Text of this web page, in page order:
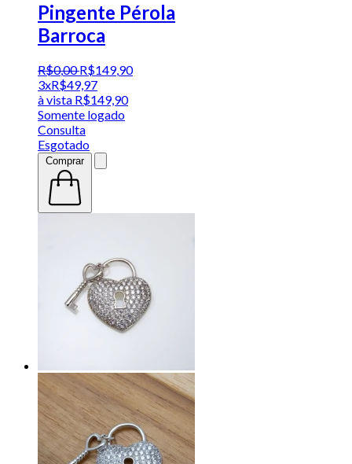
Pingente Pérola
Barroca
R$0,00 R$149,90
3xR$49,97
à vista R$149,90
Somente logado
Consulta
Esgotado
Comprar